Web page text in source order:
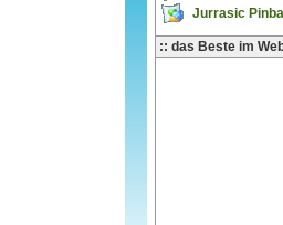
Jurrasic Pinball
:: das Beste im